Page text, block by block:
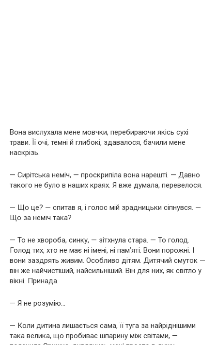
Вона вислухала мене мовчки, перебираючи якісь сухі
трави. Її очі, темні й глибокі, здавалося, бачили мене
наскрізь.
— Сирітська неміч, — проскрипіла вона нарешті. — Давно
такого не було в наших краях. Я вже думала, перевелося.
— Що це? — спитав я, і голос мій зрадницьки сіпнувся. —
Що за неміч така?
— То не хвороба, синку, — зітхнула стара. — То голод.
Голод тих, хто не має ні імені, ні пам’яті. Вони порожні. І
вони заздрять живим. Особливо дітям. Дитячий смуток —
він же найчистіший, найсильніший. Він для них, як світло у
вікні. Принада.
— Я не розумію…
— Коли дитина лишається сама, її туга за найріднішими
така велика, що пробиває шпарину між світами, —